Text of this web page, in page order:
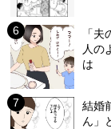
「
人の
は
結婚
ん」